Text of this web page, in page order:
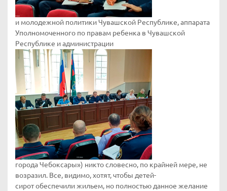
и молодежной политики Чувашской Республике, аппарата
Уполномоченного по правам ребенка в Чувашской
Республике и администрации
города Чебоксары») никто словесно, по крайней мере, не
возразил. Все, видимо, хотят, чтобы детей-
сирот обеспечили жильем, но полностью данное желание